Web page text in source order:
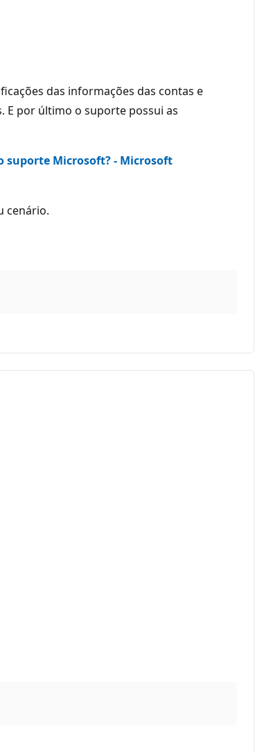
das informações das contas e
E por último o suporte possui as
suporte Microsoft? - Microsoft
cenário.